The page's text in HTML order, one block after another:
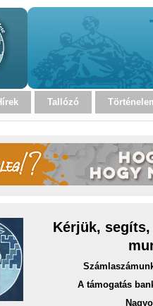
Tallózó
Kérjük,
A támogatás